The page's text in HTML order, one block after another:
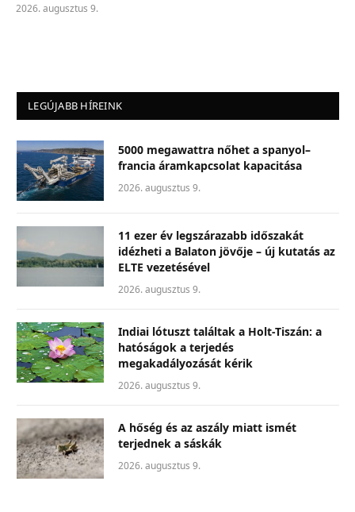
2026. augusztus 9.
LEGÚJABB HÍREINK
5000 megawattra nőhet a spanyol–
francia áramkapcsolat kapacitása
2026. augusztus 9.
11 ezer év legszárazabb időszakát
idézheti a Balaton jövője – új kutatás az
ELTE vezetésével
2026. augusztus 9.
Indiai lótuszt találtak a Holt-Tiszán: a
hatóságok a terjedés
megakadályozását kérik
2026. augusztus 9.
A hőség és az aszály miatt ismét
terjednek a sáskák
2026. augusztus 9.